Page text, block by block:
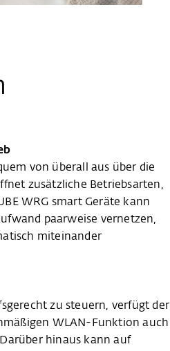
von überall aus über die
zusätzliche Betriebsarten,
WRG smart Geräte kann
paarweise vernetzen,
miteinander
zu steuern, verfügt der
WLAN-Funktion auch
hinaus kann auf